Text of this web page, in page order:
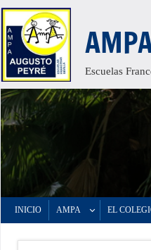
Saltar
al
contenido
Escuelas
INICIO AMPA EL